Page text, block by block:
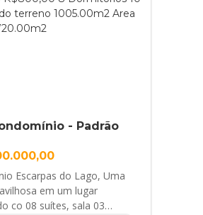
- Padrão
Escarpas do Lago, Uma
em um lugar
co 08 suítes, sala 03